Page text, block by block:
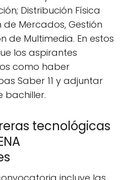
Distribución Física
Mercados, Gestión
de Multimedia. En estos
los aspirantes
como haber
Saber 11 y adjuntar
bachiller.
tecnológicas